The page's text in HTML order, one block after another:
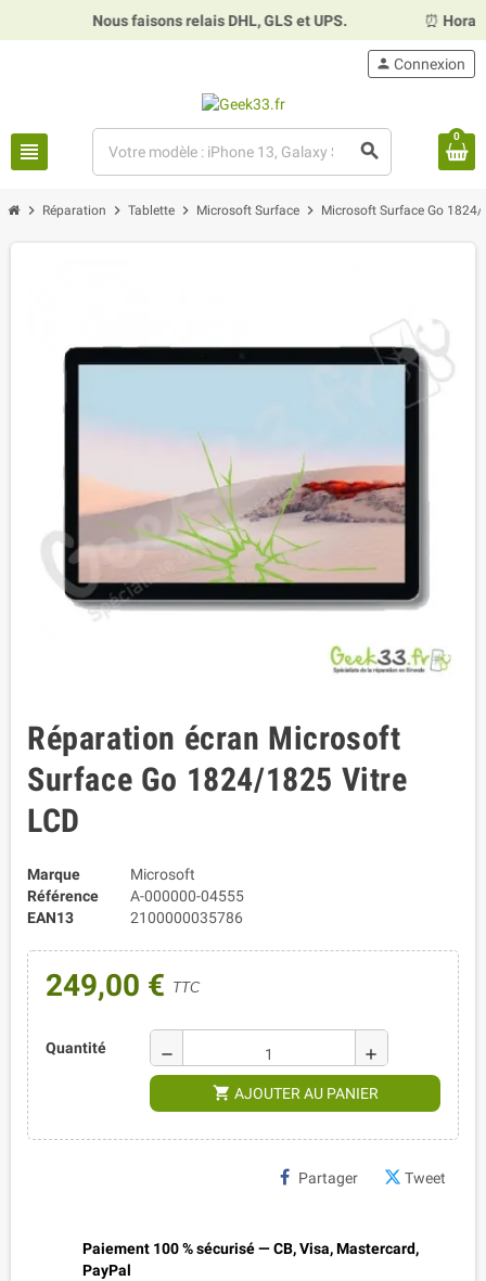
Nous faisons relais DHL, GLS et UPS. Horaires
view_headline search
person Connexion
0
chevron_right Réparation chevron_right Tablette chevron_right Microsoft Surface chevron_right Microsoft Surface Go
Réparation écran Microsoft
Surface Go 1824/1825 Vitre
LCD
Marque
Microsoft
Référence
A-000000-04555
EAN13
2100000035786
249,00 € TTC
Quantité remove add
shopping_cart AJOUTER AU PANIER
Partager Tweet
Paiement 100 % sécurisé — CB, Visa, Mastercard,
PayPal